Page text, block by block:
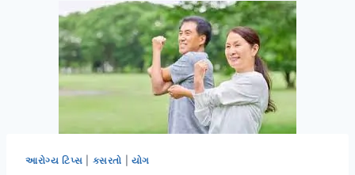
આરોગ્ય ટિપ્સ કસરતો યોગ